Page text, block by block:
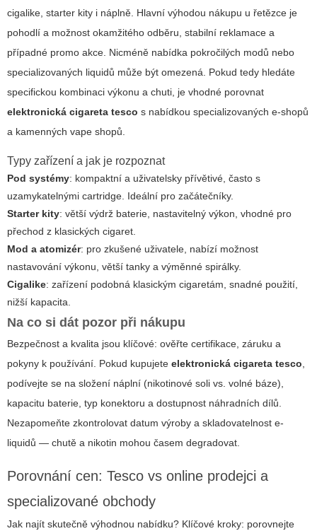
cigalike, starter kity i náplně. Hlavní výhodou nákupu u řetězce je
pohodlí a možnost okamžitého odběru, stabilní reklamace a
případné promo akce. Nicméně nabídka pokročilých modů nebo
specializovaných liquidů může být omezená. Pokud tedy hledáte
specifickou kombinaci výkonu a chuti, je vhodné porovnat
elektronická cigareta tesco s nabídkou specializovaných e-shopů
a kamenných vape shopů.
Typy zařízení a jak je rozpoznat
Pod systémy: kompaktní a uživatelsky přívětivé, často s
uzamykatelnými cartridge. Ideální pro začátečníky.
Starter kity: větší výdrž baterie, nastavitelný výkon, vhodné pro
přechod z klasických cigaret.
Mod a atomizér: pro zkušené uživatele, nabízí možnost
nastavování výkonu, větší tanky a výměnné spirálky.
Cigalike: zařízení podobná klasickým cigaretám, snadné použití,
nižší kapacita.
Na co si dát pozor při nákupu
Bezpečnost a kvalita jsou klíčové: ověřte certifikace, záruku a
pokyny k používání. Pokud kupujete elektronická cigareta tesco,
podívejte se na složení náplní (nikotinové soli vs. volné báze),
kapacitu baterie, typ konektoru a dostupnost náhradních dílů.
Nezapomeňte zkontrolovat datum výroby a skladovatelnost e-
liquidů — chutě a nikotin mohou časem degradovat.
Porovnání cen: Tesco vs online prodejci a
specializované obchody
Jak najít skutečně výhodnou nabídku? Klíčové kroky: porovnejte